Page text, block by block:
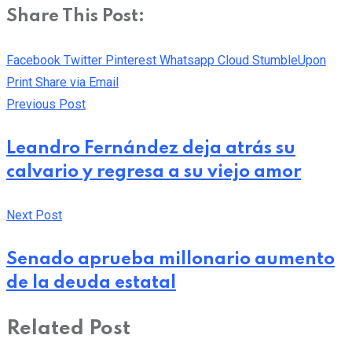
Share This Post:
Facebook Twitter Pinterest Whatsapp Cloud StumbleUpon
Print Share via Email
Previous Post
Leandro Fernández deja atrás su
calvario y regresa a su viejo amor
Next Post
Senado aprueba millonario aumento
de la deuda estatal
Related Post